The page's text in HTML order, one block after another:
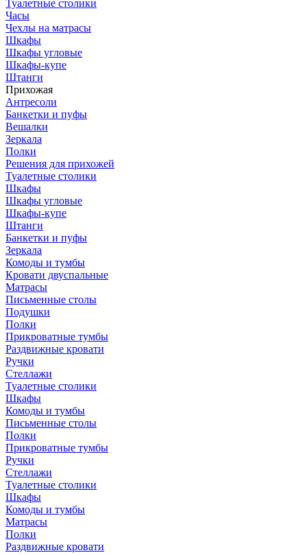
Туалетные столики
Часы
Чехлы на матрасы
Шкафы
Шкафы угловые
Шкафы-купе
Штанги
Прихожая
Антресоли
Банкетки и пуфы
Вешалки
Зеркала
Полки
Решения для прихожей
Туалетные столики
Шкафы
Шкафы угловые
Шкафы-купе
Штанги
Банкетки и пуфы
Зеркала
Комоды и тумбы
Кровати двуспальные
Матрасы
Письменные столы
Подушки
Полки
Прикроватные тумбы
Раздвижные кровати
Ручки
Стеллажи
Туалетные столики
Шкафы
Комоды и тумбы
Письменные столы
Полки
Прикроватные тумбы
Ручки
Стеллажи
Туалетные столики
Шкафы
Комоды и тумбы
Матрасы
Полки
Раздвижные кровати